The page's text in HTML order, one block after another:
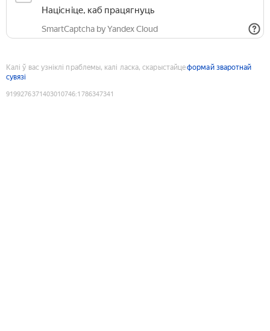
Націсніце, каб працягнуць
SmartCaptcha by Yandex Cloud
Калі ў вас узніклі праблемы, калі ласка, скарыстайцеформай зваротнай
сувязі
9199276371403010746:1786347341